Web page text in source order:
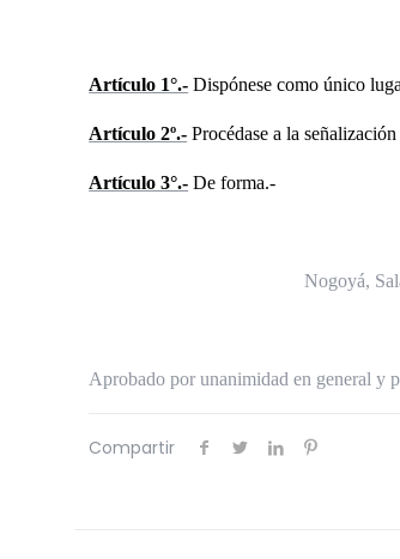
Artículo 1°.- Dispónese como único
Artículo 2º.- Procédase a la
Artículo 3°.- De forma.-
Nogoyá,
Aprobado por unanimidad en general y
Compartir